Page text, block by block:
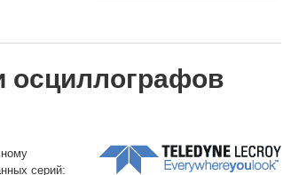
осциллографов
серий: